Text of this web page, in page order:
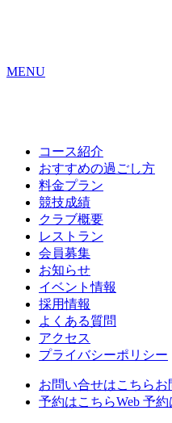
MENU
コース紹介
おすすめの過ごし方
料金プラン
競技成績
クラブ概要
レストラン
会員募集
お知らせ
イベント情報
採用情報
よくある質問
アクセス
プライバシーポリシー
お問い合せはこちらお
予約はこちらWeb 予